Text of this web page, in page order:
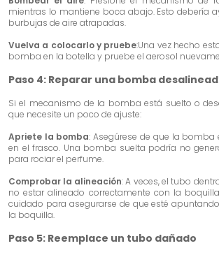
mientras lo mantiene boca abajo. Esto debería
burbujas de aire atrapadas.
Vuelva a colocarlo y pruebe:Una vez hecho
bomba en la botella y pruebe el aerosol
Paso 4: Reparar una bomba
Si el mecanismo de la bomba está suelto o
que necesite un poco de ajuste:
Apriete la bomba: Asegúrese de que la bomba
en el frasco. Una bomba suelta podría no
para rociar el perfume.
Comprobar la alineación: A veces, el tubo
no estar alineado correctamente con la
cuidado para asegurarse de que esté
la boquilla.
Paso 5: Reemplace un tubo dañado